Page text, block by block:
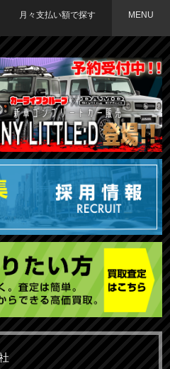
す
探す
月々支払い額で探す
〜19,999円
20,000円〜29,999円
30,000円〜39,999円
40,000円〜49,999円
50,000円〜
MENU